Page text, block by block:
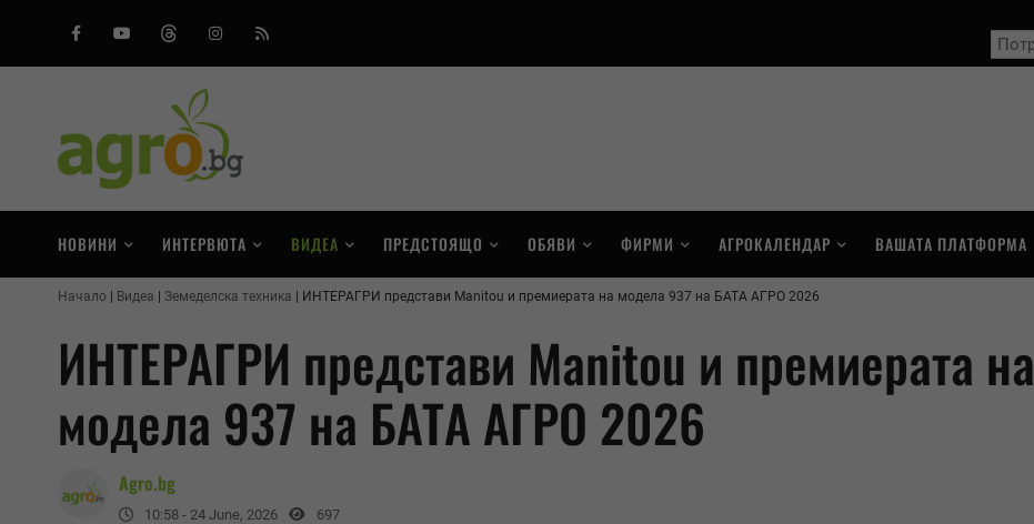
FacebookYoutubeThreadsInstagram
RSS
НОВИНИ ИНТЕРВЮТА ВИДЕА ПРЕДСТОЯЩО ОБЯВИ ФИРМИ АГРОКАЛЕНДАР ВАШАТА ПЛАТФОРМА
Начало Видеа Земеделска техника ИНТЕРАГРИ представи Manitou и премиерата на модела 937 на БАТА АГРО 2026
ИНТЕРАГРИ представи Manitou и премиерата на
модела 937 на БАТА АГРО 2026
Agro.bg
10:58 - 24 June, 2026 697